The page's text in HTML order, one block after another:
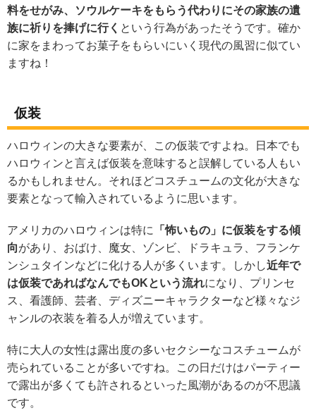
料をせがみ、ソウルケーキをもらう代わりにその家族の遺
族に祈りを捧げに行く という行為があったそうです。確か
に家をまわってお菓子をもらいにいく現代の風習に似てい
ますね！
仮装
ハロウィンの大きな要素が、この仮装ですよね。日本でも
ハロウィンと言えば仮装を意味すると誤解している人もい
るかもしれません。それほどコスチュームの文化が大きな
要素となって輸入されているように思います。
アメリカのハロウィンは特に
「怖いもの」に仮装をする傾
向があり、おばけ、魔女、ゾンビ、ドラキュラ、フランケ
ンシュタインなどに化ける人が多くいます。しかし近年で
は仮装であればなんでもOKという流れになり、プリンセ
ス、看護師、芸者、ディズニーキャラクターなど様々なジ
ャンルの衣装を着る人が増えています。
特に大人の女性は露出度の多いセクシーなコスチュームが
売られていることが多いですね。この日だけはパーティー
で露出が多くても許されるといった風潮があるのが不思議
です。